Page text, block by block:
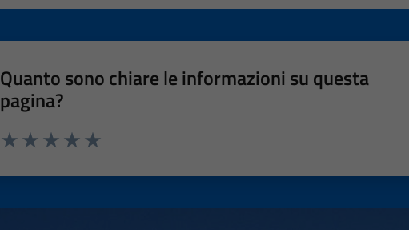
Quanto sono chiare le informazioni su questa
pagina?